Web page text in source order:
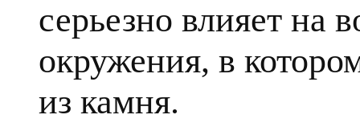
серьезно влияет на
окружения, в
из камня.